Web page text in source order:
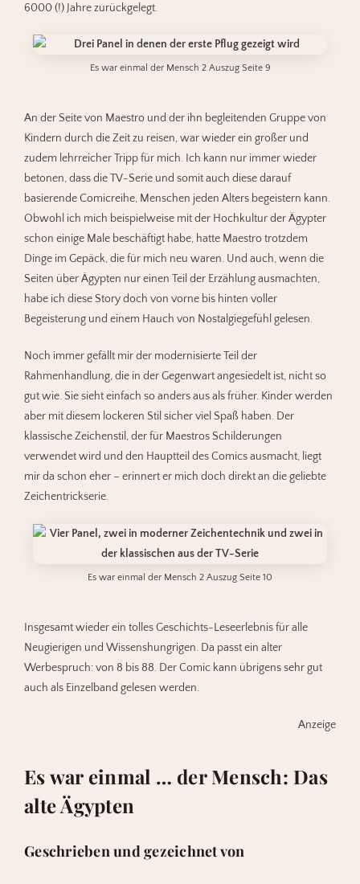
6000 (!) Jahre zurückgelegt.
Es war einmal der Mensch 2 Auszug Seite 9
An der Seite von Maestro und der ihn begleitenden Gruppe von
Kindern durch die Zeit zu reisen, war wieder ein großer und
zudem lehrreicher Tripp für mich. Ich kann nur immer wieder
betonen, dass die TV-Serie und somit auch diese darauf
basierende Comicreihe, Menschen jeden Alters begeistern kann.
Obwohl ich mich beispielweise mit der Hochkultur der Ägypter
schon einige Male beschäftigt habe, hatte Maestro trotzdem
Dinge im Gepäck, die für mich neu waren. Und auch, wenn die
Seiten über Ägypten nur einen Teil der Erzählung ausmachten,
habe ich diese Story doch von vorne bis hinten voller
Begeisterung und einem Hauch von Nostalgiegefühl gelesen.
Noch immer gefällt mir der modernisierte Teil der
Rahmenhandlung, die in der Gegenwart angesiedelt ist, nicht so
gut wie. Sie sieht einfach so anders aus als früher. Kinder werden
aber mit diesem lockeren Stil sicher viel Spaß haben. Der
klassische Zeichenstil, der für Maestros Schilderungen
verwendet wird und den Hauptteil des Comics ausmacht, liegt
mir da schon eher – erinnert er mich doch direkt an die geliebte
Zeichentrickserie.
Es war einmal der Mensch 2 Auszug Seite 10
Insgesamt wieder ein tolles Geschichts-Leseerlebnis für alle
Neugierigen und Wissenshungrigen. Da passt ein alter
Werbespruch: von 8 bis 88. Der Comic kann übrigens sehr gut
auch als Einzelband gelesen werden.
Anzeige
Es war einmal … der Mensch: Das
alte Ägypten
Geschrieben und gezeichnet von